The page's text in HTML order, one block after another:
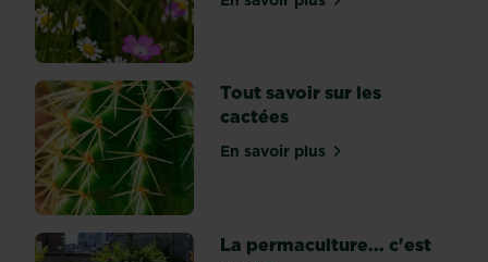
tracé
géométrique
et
les
perspectives
grandiloquentes,
le
jardin
à
l’anglaise
puise
sur Un jardin qui
Tout savoir sur les
cactées
En savoir plussur Tout savoir sur les
La permaculture... c'est